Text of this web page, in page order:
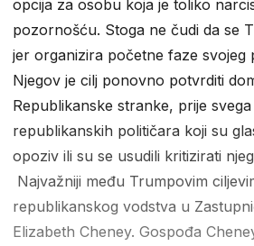
opcija za osobu koja je toliko
pozornošću. Stoga ne čudi da se
jer organizira početne faze svojeg
Njegov je cilj ponovno potvrditi
Republikanske stranke, prije
republikanskih političara koji su
opoziv ili su se usudili kritizirati
Najvažniji među Trumpovim
republikanskog vodstva u
Elizabeth Cheney. Gospođa